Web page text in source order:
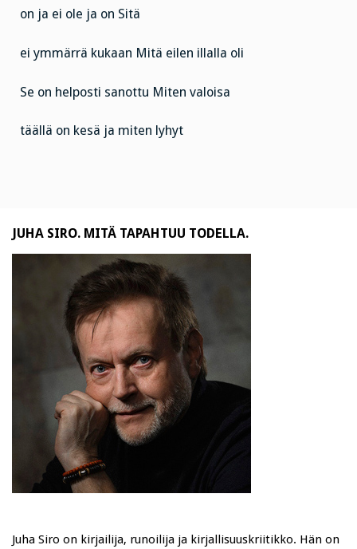
on ja ei ole ja on Sitä
ei ymmärrä kukaan Mitä eilen illalla oli
Se on helposti sanottu Miten valoisa
täällä on kesä ja miten lyhyt
JUHA SIRO. MITÄ TAPAHTUU TODELLA.
Juha Siro on kirjailija, runoilija ja kirjallisuuskriitikko. Hän on